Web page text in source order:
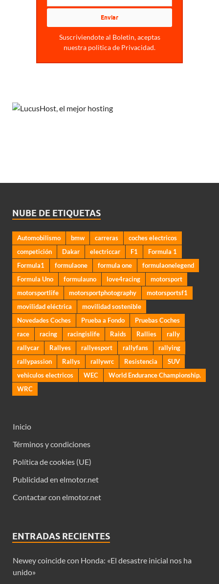
Suscriviendote al Boletin, aceptas
nuestra politica de Privacidad.
NUBE DE ETIQUETAS
Automobilismo bmw carreras
coches electricos
competición
Dakar electriccar F1
Formula 1
Formula1
formulaone formula one
formulaonelegend
Formula Uno
formulauno love4racing
motorsport
motorsportlife
motorsportphotography
motorsportsf1
movilidad eléctrica
movilidad sostenible
Novedades Coches
Prueba a Fondo
Pruebas Coches
race
racing racingislife Raids Rallies
rally
rallycar
Rallyes rallyesport rallyfans
rallying
rallypassion
Rallys rallywrc Resistencia
SUV
vehiculos electricos
WEC
World Endurance Championship.
WRC
Inicio
Términos y condiciones
Política de cookies (UE)
Publicidad en elmotor.net
Contactar con elmotor.net
ENTRADAS RECIENTES
Newey coincide con Honda: «El desastre inicial nos ha
unido»